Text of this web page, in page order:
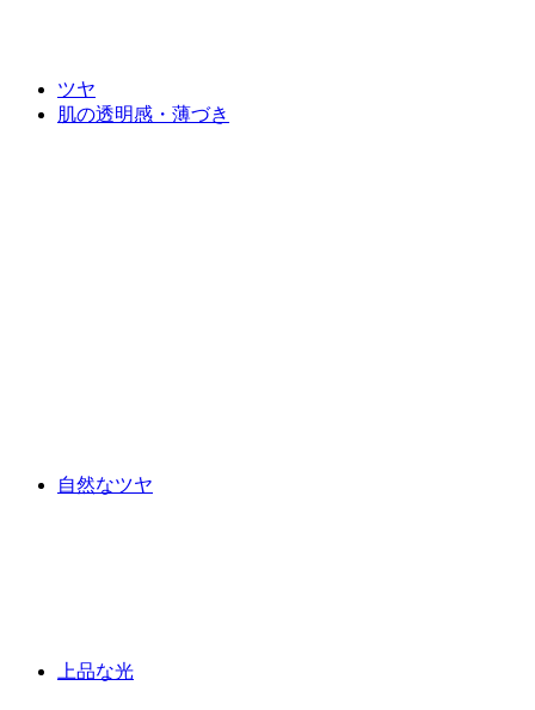
ツヤ
肌の透明感・薄づき
自然なツヤ
上品な光